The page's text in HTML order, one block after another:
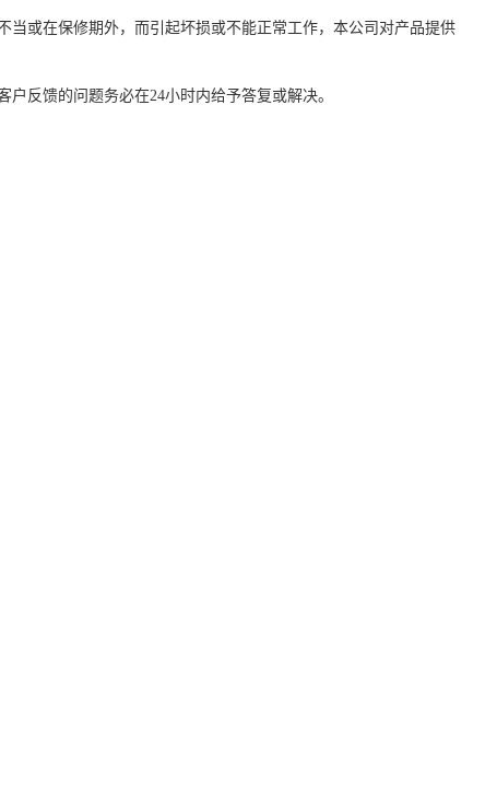
或在保修期外，而引起坏损或不能正常工作，本公司对产品提供
反馈的问题务必在24小时内给予答复或解决。